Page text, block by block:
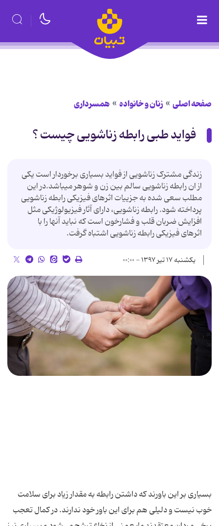
صفحه اصلی زنان و خانواده همسرداری
فواید طبی رابطه زناشویی چیست ؟
زندگی مشترک زناشویی از فواید بسیاری برخوردار است یکی
از ان رابطه زناشویی سالم بین زن و شوهر میباشد.در این
مطلب سعی ‌شده به جزییات اثرهای فیزیکی رابطه زناشویی
پرداخته شود. رابطه زناشویی، دارای آثار فیزیولوژیکی مثل
افزایش ضربان قلب و فشارخون است که نباید آنها را با
اثرهای فیزیکی رابطه زناشویی اشتباه گرفت.
یکشنبه ۱۷ تیر ۱۳۹۷ - ۰۰:۰۰
بسیاری بر این باورند که داشتن رابطه به مقدار زیاد برای سلامت
خوب نیست و دلیلی هم برای این باور خود ندارند. در کمال تعجب